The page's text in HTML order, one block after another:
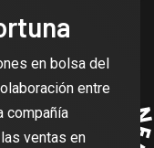
en bolsa del
entre
compañía
ventas en